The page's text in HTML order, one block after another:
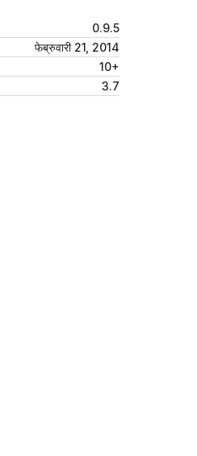
0.9.5
फेब्रुवारी 21, 2014
10+
3.7